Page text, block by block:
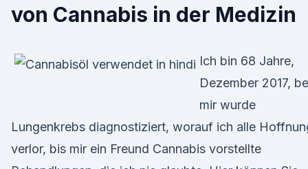
von Cannabis in der Medizin
Ich bin 68 Jahre,
Dezember 2017,
mir wurde
Lungenkrebs diagnostiziert, worauf ich alle
verlor, bis mir ein Freund Cannabis vorstellte